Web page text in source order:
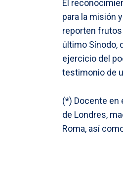
El
para la misión
reporten frutos
último Sínodo,
ejercicio del
testimonio de
(*) Docente en
de Londres,
Roma, así